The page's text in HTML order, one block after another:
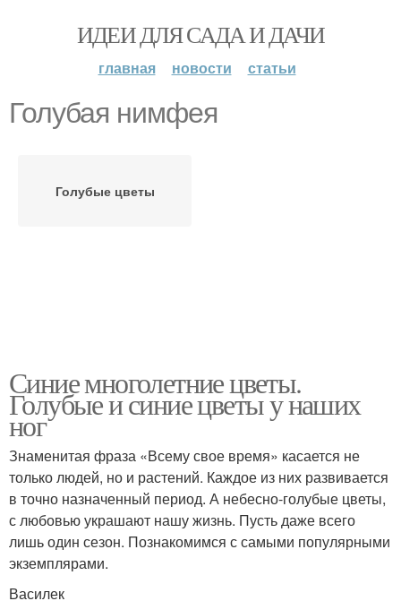
ИДЕИ ДЛЯ САДА И ДАЧИ
главная новости статьи
Голубая нимфея
Голубые цветы
Синие многолетние цветы.
Голубые и синие цветы у наших
ног
Знаменитая фраза «Всему свое время» касается не
только людей, но и растений. Каждое из них развивается
в точно назначенный период. А небесно-голубые цветы,
с любовью украшают нашу жизнь. Пусть даже всего
лишь один сезон. Познакомимся с самыми популярными
экземплярами.
Василек